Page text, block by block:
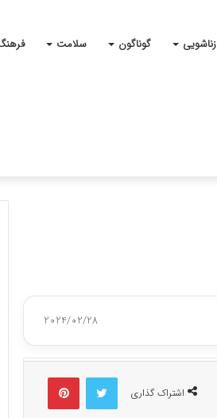
زناشویی گوناگون سلامت
2024/02/28
اشتراک گذاری
توییتر پینتریست